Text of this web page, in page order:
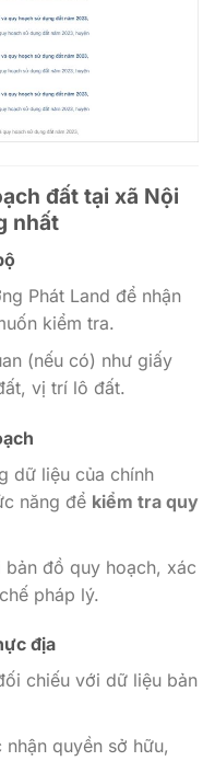
đất tại xã Nội
nhất
Phát Land để nhận
kiểm tra.
(nếu có) như giấy
vị trí lô đất.
dữ liệu của chính
năng để kiểm tra quy
đồ quy hoạch, xác
pháp lý.
địa
chiếu với dữ liệu bản
quyền sở hữu,